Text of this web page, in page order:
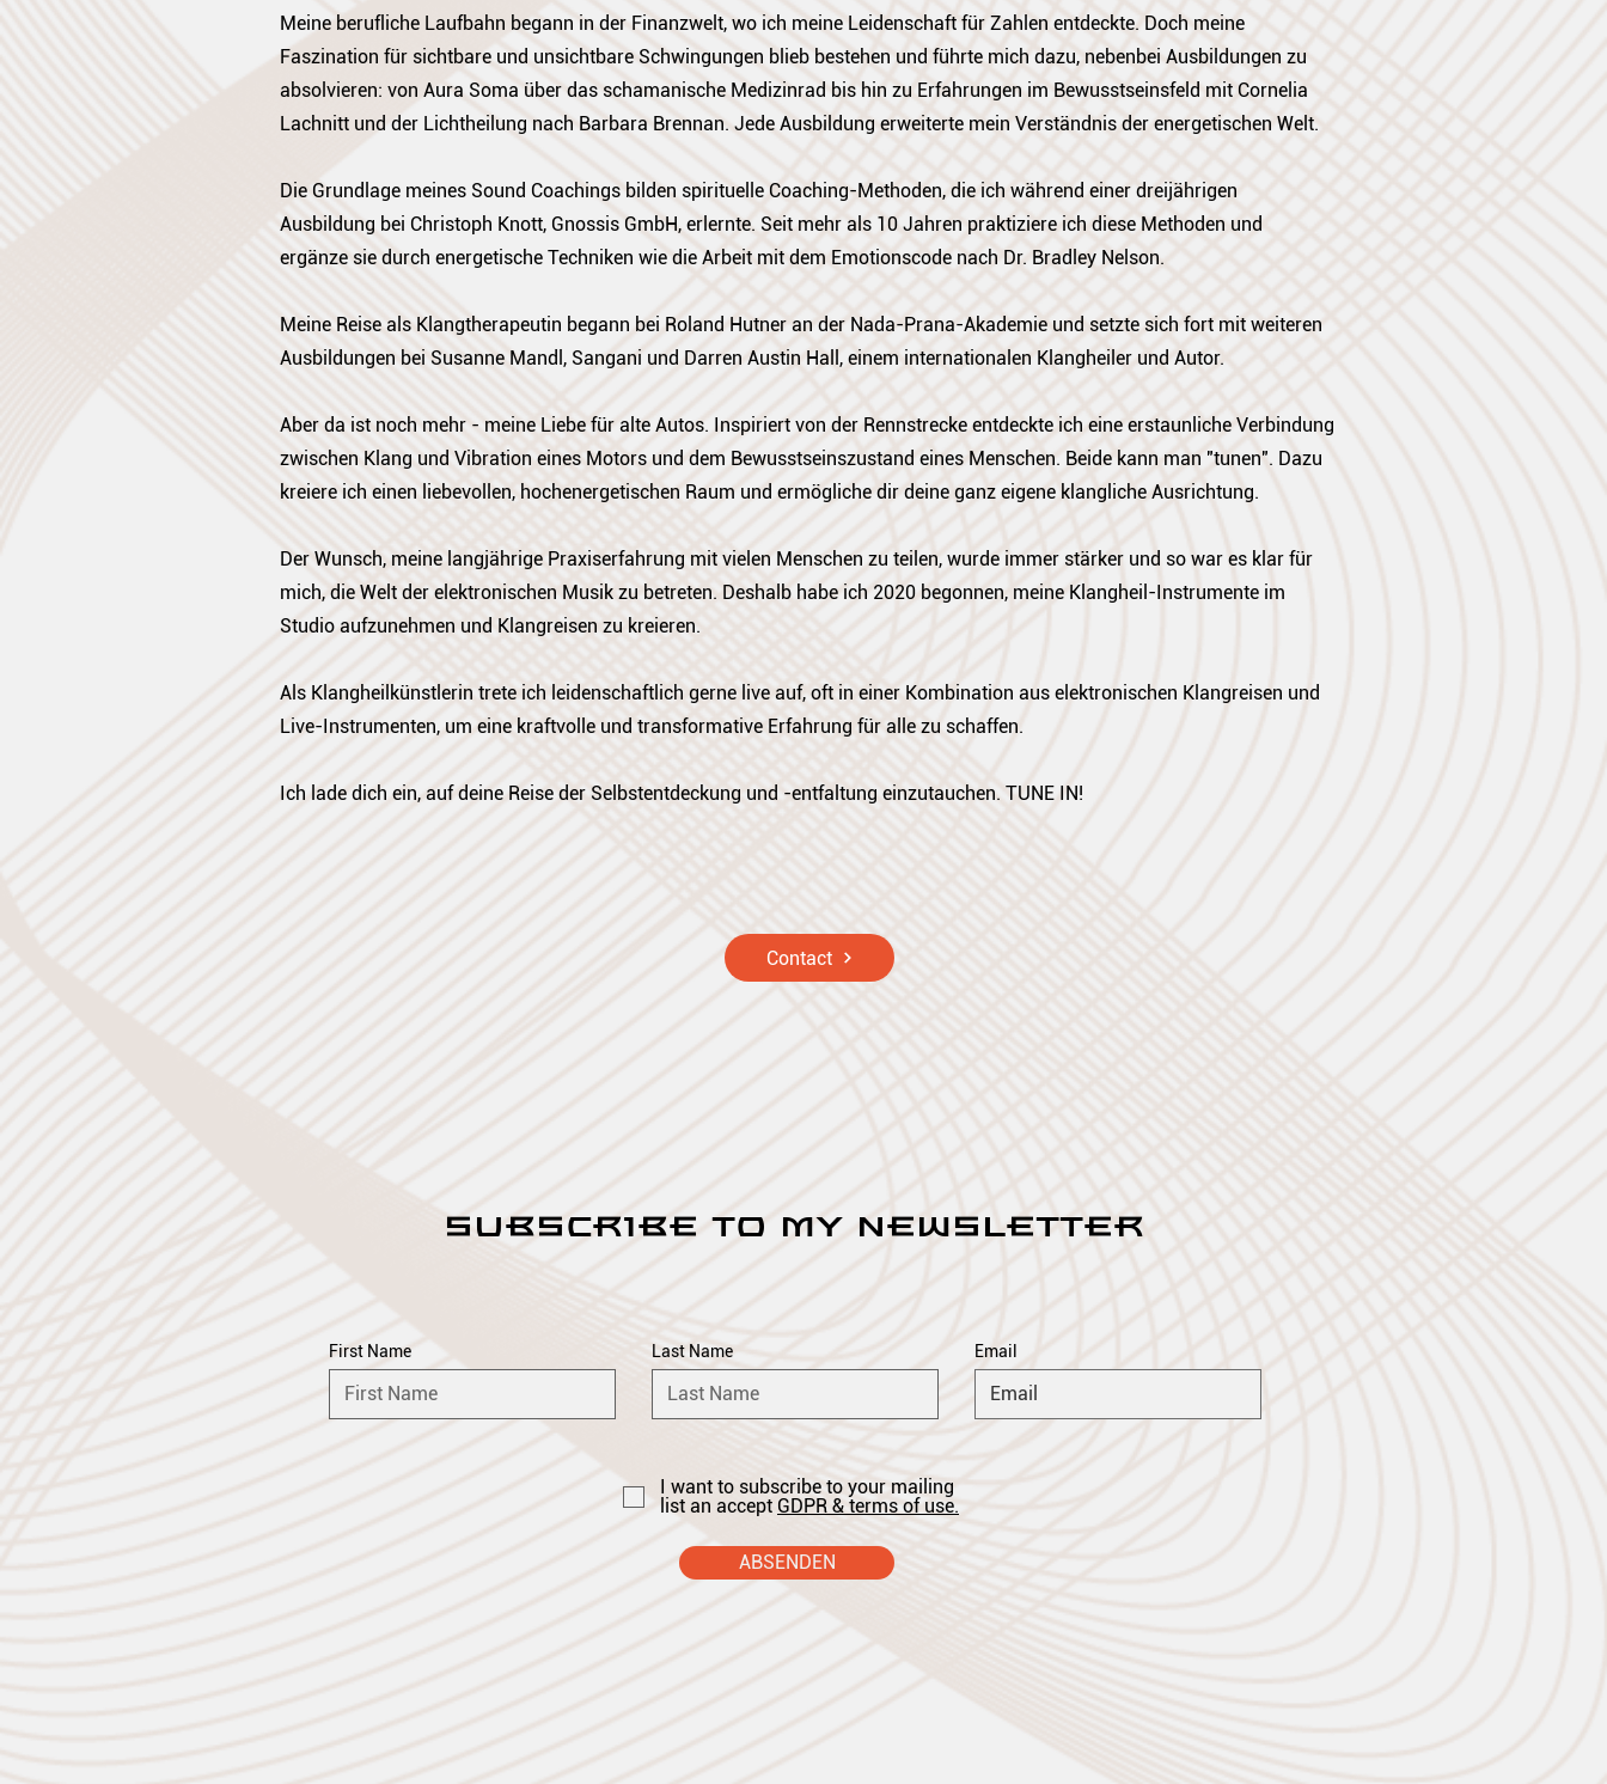
Meine berufliche Laufbahn begann in der Finanzwelt, wo ich meine Leidenschaft für Zahlen entdeckte. Doch meine
Faszination für sichtbare und unsichtbare Schwingungen blieb bestehen und führte mich dazu, nebenbei Ausbildungen zu
absolvieren: von Aura Soma über das schamanische Medizinrad bis hin zu Erfahrungen im Bewusstseinsfeld mit Cornelia
Lachnitt und der Lichtheilung nach Barbara Brennan. Jede Ausbildung erweiterte mein Verständnis der energetischen Welt.
Die Grundlage meines Sound Coachings bilden spirituelle Coaching-Methoden, die ich während einer dreijährigen
Ausbildung bei Christoph Knott, Gnossis GmbH, erlernte. Seit mehr als 10 Jahren praktiziere ich diese Methoden und
ergänze sie durch energetische Techniken wie die Arbeit mit dem Emotionscode nach Dr. Bradley Nelson.
Meine Reise als Klangtherapeutin begann bei Roland Hutner an der Nada-Prana-Akademie und setzte sich fort mit weiteren
Ausbildungen bei Susanne Mandl, Sangani und Darren Austin Hall, einem internationalen Klangheiler und Autor.
Aber da ist noch mehr - meine Liebe für alte Autos. Inspiriert von der Rennstrecke entdeckte ich eine erstaunliche Verbindung
zwischen Klang und Vibration eines Motors und dem Bewusstseinszustand eines Menschen. Beide kann man "tunen". Dazu
kreiere ich einen liebevollen, hochenergetischen Raum und ermögliche dir deine ganz eigene klangliche Ausrichtung.
Der Wunsch, meine langjährige Praxiserfahrung mit vielen Menschen zu teilen, wurde immer stärker und so war es klar für
mich, die Welt der elektronischen Musik zu betreten. Deshalb habe ich 2020 begonnen, meine Klangheil-Instrumente im
Studio aufzunehmen und Klangreisen zu kreieren.
Als Klangheilkünstlerin trete ich leidenschaftlich gerne live auf, oft in einer Kombination aus elektronischen Klangreisen und
Live-Instrumenten, um eine kraftvolle und transformative Erfahrung für alle zu schaffen.
Ich lade dich ein, auf deine Reise der Selbstentdeckung und -entfaltung einzutauchen. TUNE IN!
Contact
SUBSCRIBE TO MY NEWSLETTER
ABSENDEN
First Name Last Name Email
I want to subscribe to your mailing
list an accept GDPR & terms of use.